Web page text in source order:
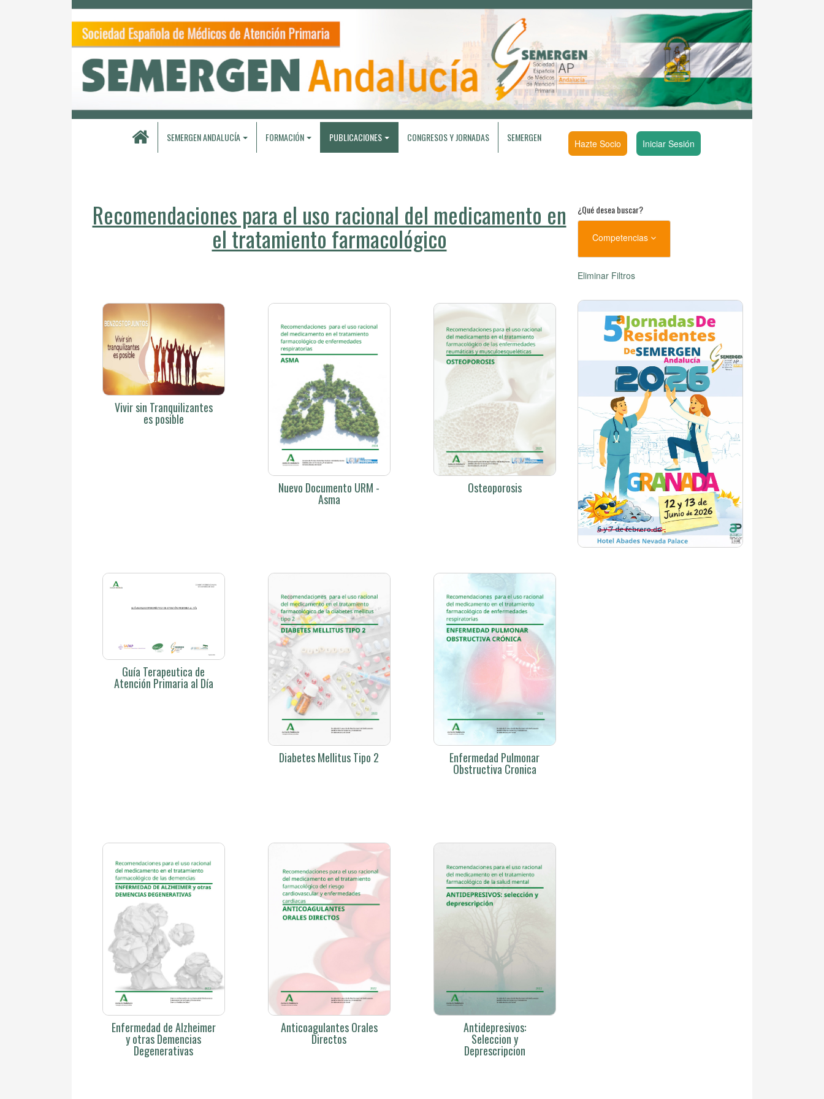
SEMERGEN ANDALUCÍA FORMACIÓN PUBLICACIONES CONGRESOS Y JORNADAS SEMERGEN Hazte Socio Iniciar Sesión
Recomendaciones para el uso racional del medicamento en
el tratamiento farmacológico
Vivir sin Tranquilizantes
es posible
Nuevo Documento URM -
Asma
Osteoporosis
Guía Terapeutica de
Atención Primaria al Día
Diabetes Mellitus Tipo 2 Enfermedad Pulmonar
Obstructiva Cronica
Enfermedad de Alzheimer
y otras Demencias
Degenerativas
Anticoagulantes Orales
Directos
Antidepresivos:
Seleccion y
Deprescripcion
¿Qué desea buscar?
Competencias
Eliminar Filtros